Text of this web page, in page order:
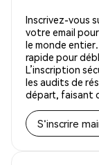
Inscrivez-vous
votre email
le monde
rapide pour
L’inscription
les audits de
départ, faisant
S'inscrire